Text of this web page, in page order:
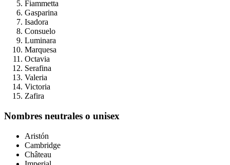
Fiammetta
Gasparina
Isadora
Consuelo
Luminara
Marquesa
Octavia
Serafina
Valeria
Victoria
Zafira
Nombres neutrales o unisex
Aristón
Cambridge
Château